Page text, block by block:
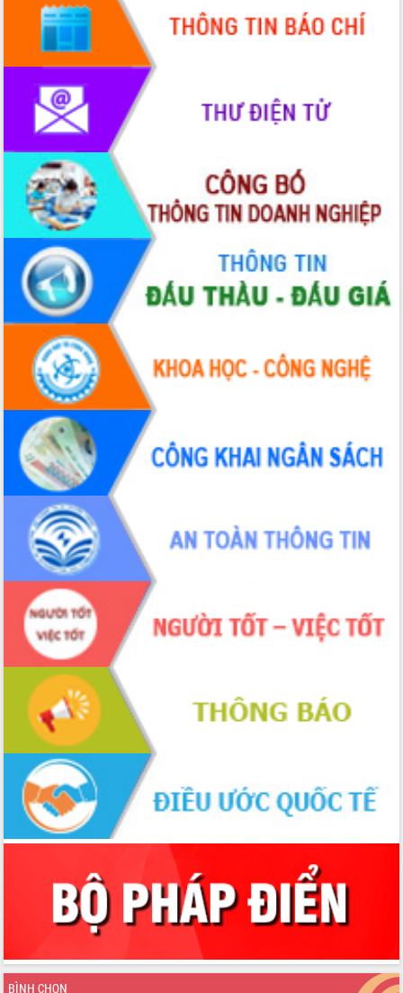
Quyết liệt cải cách hành chính, khơi
thông nguồn lực phát triển
Nâng cao hiệu lực, hiệu quả HĐND
tỉnh thông qua hiện đại hóa hành chính
Xã Ea Phê gắn cải cách hành chính với
chuyển đổi số
Phó Chủ tịch Thường trực UBND tỉnh
Hồ Thị Nguyên Thảo làm việc tại Trung
tâm Phục vụ hành chính công xã Ea
Phê
Xây dựng nền hành chính số đồng
hành cùng nông dân dân, doanh nghiệp
Giai đoạn 2026-2030, Đắk Lắk phấn
đấu có 77% xã đạt chuẩn nông thôn
mới
Chuyển đổi số 'mở đường' cho nông
nghiệp Đắk Lắk tăng trưởng bứt phá
Triển khai đồng bộ đo đạc, lập hồ sơ
địa chính, hoàn thiện cơ sở dữ liệu đất
Ứng dụng sinh trắc học - Bước tiến
trong hành trình chuyển đổi số tại Đắk
Lắk
Đắk Lắk nâng cao hiệu quả công tác
Đảng từ Sổ tay đảng viên điện tử
Đắk Lắk đẩy mạnh nuôi biển công
nghệ, hướng tới phát triển thủy sản
bền vững
Tập huấn nâng cao năng lực triển khai
chuyển đổi số cho cán bộ, công chức
cấp xã
Đắk Lắk phát động hưởng ứng Ngày
Quyền của người tiêu dùng Việt Nam
2026
Đẩy mạnh cải cách hành chính, quyết
tâm đạt được mục tiêu tăng trưởng
hai con số trong năm 2026
Tổ chức trang trọng Lễ hội Đền thờ
Lương Văn Chánh năm 2026
Phó Bí thư Tỉnh ủy Đắk Lắk Đỗ Hữu
Huy giữ chức Bí thư Đảng ủy Ủy Ban
Nhân dân tỉnh
Bệnh án điện tử thúc đẩy chuyển đổi
Chuyển đổi số thư viện: Mở rộng
không gian tri thức trong thời đại số
Đánh giá, rút kinh nghiệm công tác tổ
chức diễn tập trước ngày bầu cử
Chương trình “Gặp gỡ hữu nghị –
Friendship Meeting New Year 2026”
BÌNH CHỌN